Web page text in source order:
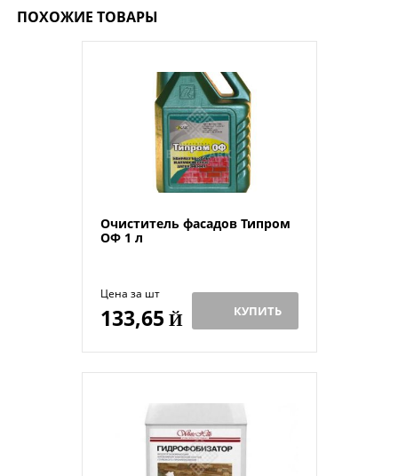
ПОХОЖИЕ ТОВАРЫ
Очиститель фасадов Типром
ОФ 1 л
Цена за шт
133,65 Й КУПИТЬ